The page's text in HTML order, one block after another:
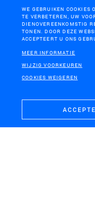
DELFLANDSE KUST
WE GEBRUIKEN COOKIES
TE VERBETEREN, UW
DIENOVEREENKOMSTIG
TONEN. DOOR DEZE
ACCEPTEERT U ONS
MEER INFORMATIE
WIJZIG VOORKEUREN
COOKIES WEIGEREN